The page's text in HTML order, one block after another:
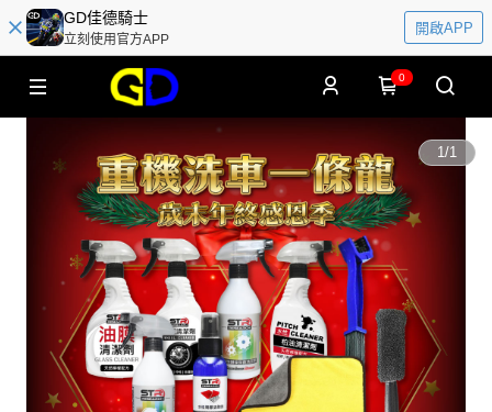
GD佳德騎士
立刻使用官方APP
開啟APP
0
1/1